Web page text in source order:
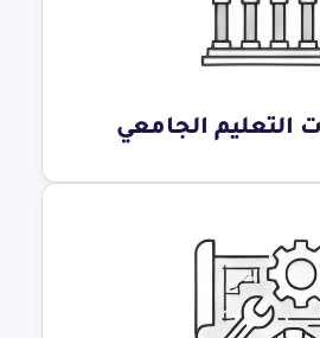
الجامعي